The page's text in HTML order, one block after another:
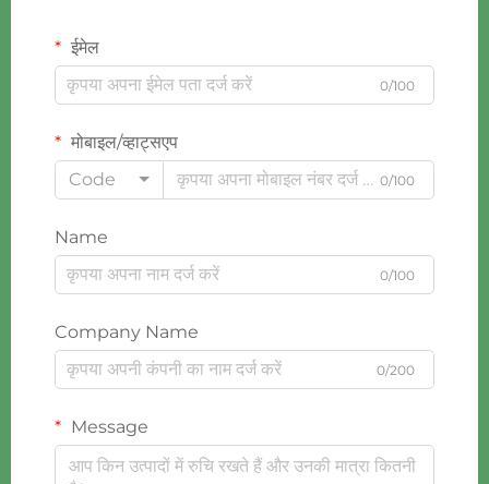
ईमेल
0/100
मोबाइल/व्हाट्सएप
Code
0/100
Name
0/100
Company Name
0/200
Message